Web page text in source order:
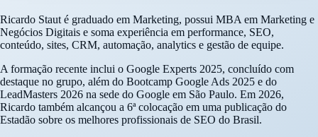
Ricardo Staut é graduado em Marketing, possui MBA em Marketing e
Negócios Digitais e soma experiência em performance, SEO,
conteúdo, sites, CRM, automação, analytics e gestão de equipe.
A formação recente inclui o Google Experts 2025, concluído com
destaque no grupo, além do Bootcamp Google Ads 2025 e do
LeadMasters 2026 na sede do Google em São Paulo. Em 2026,
Ricardo também alcançou a 6ª colocação em uma publicação do
Estadão sobre os melhores profissionais de SEO do Brasil.